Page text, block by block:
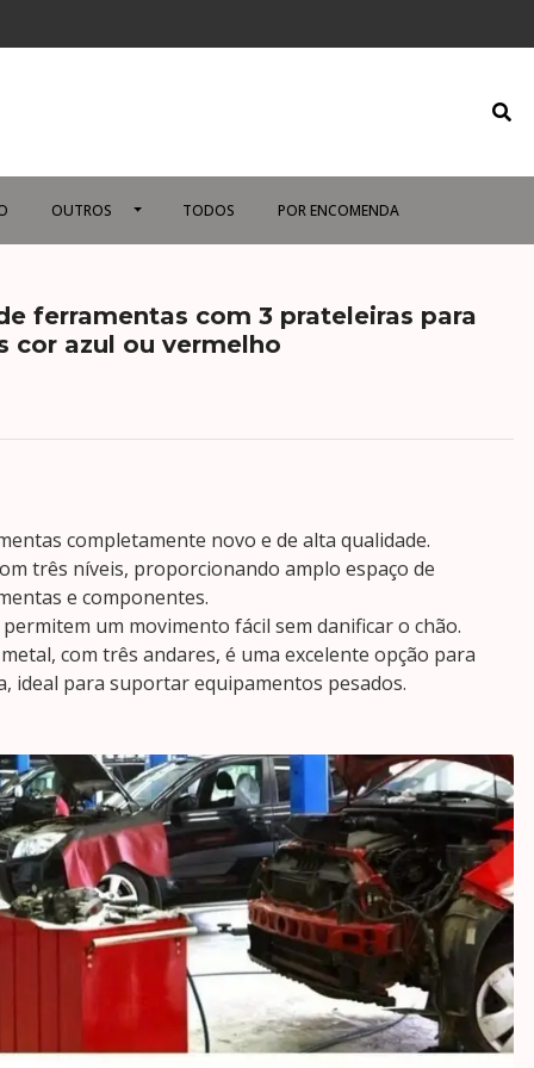
OUTROS TODOS POR ENCOMENDA
ferramentas com 3 prateleiras para
cor azul ou vermelho
completamente novo e de alta qualidade.
três níveis, proporcionando amplo espaço de
e componentes.
um movimento fácil sem danificar o chão.
com três andares, é uma excelente opção para
ideal para suportar equipamentos pesados.